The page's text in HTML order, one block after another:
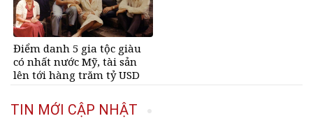
Điểm danh 5 gia tộc giàu
có nhất nước Mỹ, tài sản
lên tới hàng trăm tỷ USD
TIN MỚI CẬP NHẬT